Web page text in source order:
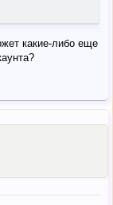
какие-либо еще